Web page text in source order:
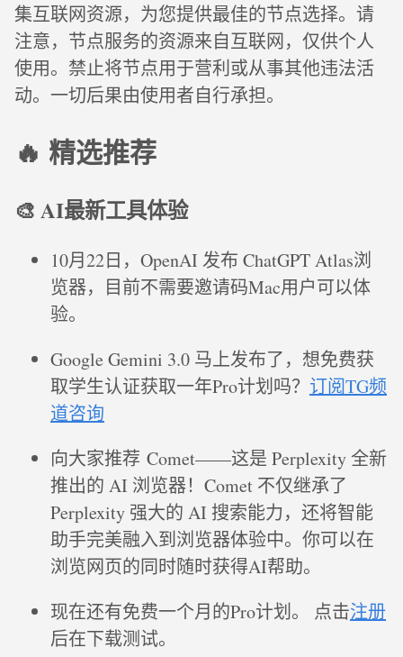
集互联网资源，为您提供最佳的节点选择。请
注意，节点服务的资源来自互联网，仅供个人
使用。禁止将节点用于营利或从事其他违法活
动。一切后果由使用者自行承担。
🔥 精选推荐
🎨 AI最新工具体验
10月22日，OpenAI 发布 ChatGPT Atlas浏
览器，目前不需要邀请码Mac用户可以体
验。
Google Gemini 3.0 马上发布了，想免费获
取学生认证获取一年Pro计划吗？ 订阅TG频
道咨询
向大家推荐 Comet——这是 Perplexity 全新
推出的 AI 浏览器！Comet 不仅继承了
Perplexity 强大的 AI 搜索能力，还将智能
助手完美融入到浏览器体验中。你可以在
浏览网页的同时随时获得AI帮助。
现在还有免费一个月的Pro计划。 点击注册
后在下载测试。